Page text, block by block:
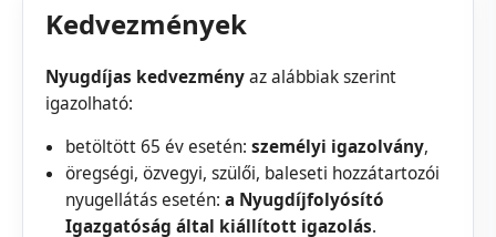
Kedvezmények
Nyugdíjas kedvezményaz alábbiak szerint
igazolható:
betöltött 65 év esetén: személyi igazolvány,
öregségi, özvegyi, szülői, baleseti hozzátartozói
nyugellátás esetén: a Nyugdíjfolyósító
Igazgatóság által kiállított igazolás.